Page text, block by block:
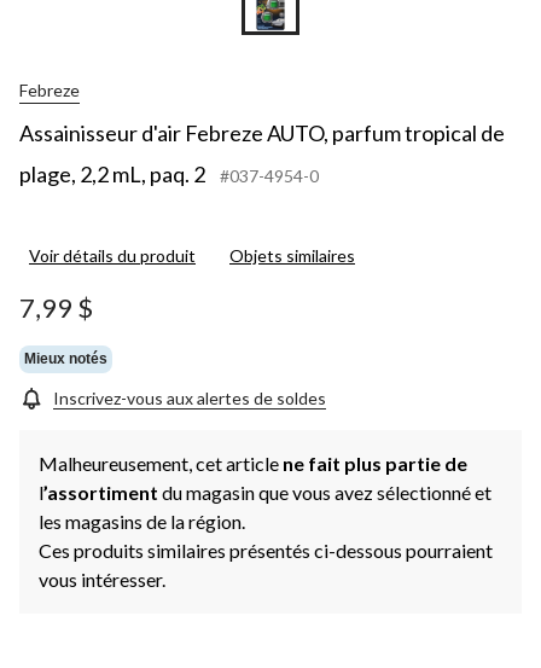
Febreze
Assainisseur d'air Febreze AUTO, parfum tropical de
plage, 2,2 mL, paq. 2
#037-4954-0
Voir détails du produit Objets similaires
7,99 $
Mieux notés
Inscrivez-vous aux alertes de soldes
Malheureusement, cet article ne fait plus partie de
l’assortiment du magasin que vous avez sélectionné et
les magasins de la région.
Ces produits similaires présentés ci-dessous pourraient
vous intéresser.